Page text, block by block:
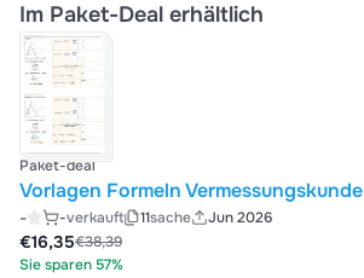
Im Paket-Deal erhältlich
Paket-deal
Vorlagen Formeln Vermessungskunde
- -verkauft 11sache
Jun 2026
€38,39
€16,35
Sie sparen 57%